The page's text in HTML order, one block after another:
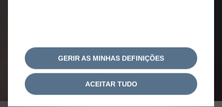
GERIR AS MINHAS DEFINIÇÕES
ACEITAR TUDO